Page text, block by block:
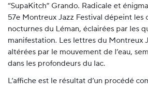
“SupaKitch” Grando. Radicale et
57e Montreux Jazz Festival dépeint les
nocturnes du Léman, éclairées par les
manifestation. Les lettres du Montreux
altérées par le mouvement de l’eau,
dans les profondeurs du lac.
L’affiche est le résultat d’un procédé